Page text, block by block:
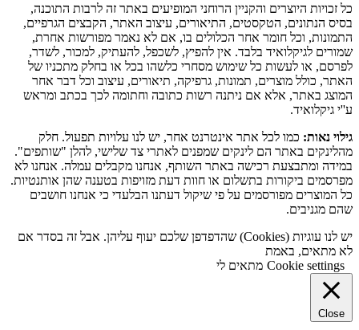
כל זכויות היוצרים והקניין הרוחני המופיעים באתר זה לרבות התוכנה,
בסיס הנתונים, הטקסטים, התיאורים, עיצוב האתר, הקבצים הגרפיים,
התמונות, וכל חומר אחר הכלולים בו, אם לא נאמר מפורשות אחרת,
שמורים לגיקלואיד בלבד. אין להפיץ, לשכפל, להעתיק, למכור, לשדר,
לפרסם, או לעשות כל שימוש מסחרי כלשהו בכל או בחלק מתכניו של
האתר, כולל מוצרים, תמונות, גרפיקה, תיאורים, עיצוב וכל דבר אחר
המוצג באתר, אלא אם ניתנה רשות כתובה וחתומה לכך בכתב ומראש
ע''י גיקלואיד.
גילוי נאות: כמו לכל אתר אינטרנט אחר, יש לנו עלויות תפעול. חלק
מהלינקים באתר הם לינקים שמפנים לאתרי צד שלישי, להלן "שותפים".
במידה ומתבצעת רכישה באתר השותף, אנחנו מקבלים עמלה. אנחנו לא
מפרסמים ביקורות בתשלום או חוות דעת מזויפות בטענה שהן אותנטיות.
כל המוצרים מפורסמים על פי שיקול דעתנו הבלעדי כי אנחנו חושבים
שהם מגניבים.
יש לנו עוגיות (Cookies) שהדפדפן שלכם יעוף עליהן. אבל זה בסדר אם
לא מתאים, באמת
Cookie settings מתאים לי
Close